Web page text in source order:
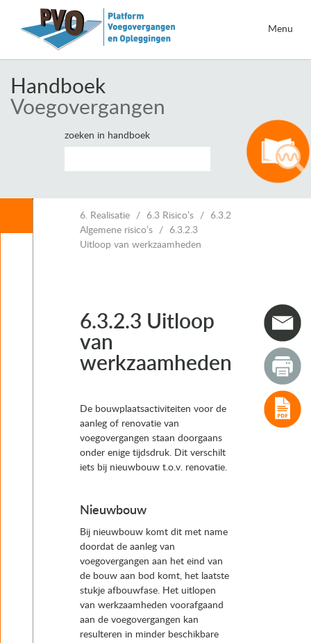
Menu
Handboek
Voegovergangen
zoeken in handboek
4. Typen voegovergangen
5. Het keuzeproces van voegovergangen
6. Realisatie
6.1 Processtappen realisatie
6.3.1 Inleiding
6.3.2 Algemene risico’s
6.3.2.1 Verificatie en Validatie
6.3.2.2 Levertijden
6.3.2.3 Uitloop van werkzaamheden
6.3.3 Nosing joints (voegfamilie 1)
6.3.5 Mattenvoegen (Voegfamilie 3)
6.3.6 Flexibele voegovergangen (voegfamilie 4)
6.3.7 Verborgen voegovergangen (voegfamilie 5)
6.3.8 Lamellenvoegen (voegfamilie 7)
6.4 Inkoop
6.5 Fabricage
6.6 Planning
6.7 Uitvoering
6. Realisatie 6.3 Risico’s
6.3.2
Algemene risico’s
6.3.2.3
Uitloop van werkzaamheden
6.3.2.3 Uitloop
van
werkzaamheden
De bouwplaatsactiviteiten voor de
aanleg of renovatie van
voegovergangen staan doorgaans
onder enige tijdsdruk. Dit verschilt
iets bij nieuwbouw t.o.v. renovatie.
Nieuwbouw
Bij nieuwbouw komt dit met name
doordat de aanleg van
voegovergangen aan het eind van
de bouw aan bod komt, het laatste
stukje afbouwfase. Het uitlopen
van werkzaamheden voorafgaand
aan de voegovergangen kan
resulteren in minder beschikbare